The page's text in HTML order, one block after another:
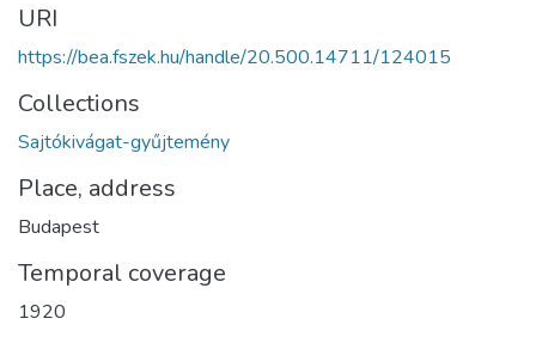
URI
https://bea.fszek.hu/handle/20.500.14711/124015
Collections
Sajtókivágat-gyűjtemény
Place, address
Budapest
Temporal coverage
1920